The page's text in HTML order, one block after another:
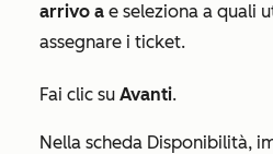
arrivo a e seleziona a quali
assegnare i ticket.
Fai clic su Avanti.
Nella scheda Disponibilità,